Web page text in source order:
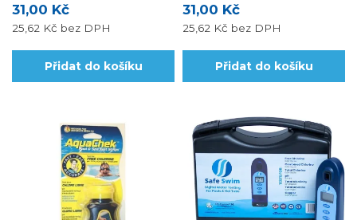
31,00 Kč
25,62 Kč bez DPH
Přidat do košíku
31,00 Kč
25,62 Kč bez DPH
Přidat do košíku